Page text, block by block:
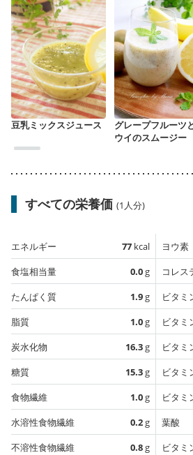
豆乳ミックスジュース
グレープフルーツ
ウイのスムージー
すべての栄養価 (1人分)
エネルギー 77 kcal
食塩相当量
0.0g
たんぱく質
1.9g
脂質
1.0g
炭水化物
16.3g
糖質
15.3g
食物繊維
1.0g
水溶性食物繊維
0.2g
不溶性食物繊維
0.8g
ヨウ素
コレス
ビタミ
ビタミ
ビタミ
ビタミ
ビタミ
葉酸
ビタミ